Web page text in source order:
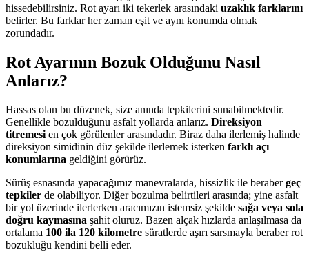
hissedebilirsiniz. Rot ayarı iki tekerlek arasındaki uzaklık farklarını
belirler. Bu farklar her zaman eşit ve aynı konumda olmak
zorundadır.
Rot Ayarının Bozuk Olduğunu Nasıl
Anlarız?
Hassas olan bu düzenek, size anında tepkilerini sunabilmektedir.
Genellikle bozulduğunu asfalt yollarda anlarız. Direksiyon
titremesien çok görülenler arasındadır. Biraz daha ilerlemiş halinde
direksiyon simidinin düz şekilde ilerlemek isterken farklı açı
konumlarına geldiğini görürüz.
Sürüş esnasında yapacağımız manevralarda, hissizlik ile berabergeç
tepkiler de olabiliyor. Diğer bozulma belirtileri arasında; yine asfalt
bir yol üzerinde ilerlerken aracımızın istemsiz şekilde sağa veya sola
doğru kaymasına şahit oluruz. Bazen alçak hızlarda anlaşılmasa da
ortalama 100 ila 120 kilometre süratlerde aşırı sarsmayla beraber rot
bozukluğu kendini belli eder.